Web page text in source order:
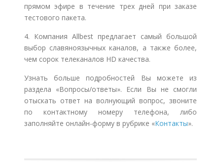
прямом эфире в течение трех дней при заказе
тестового пакета.
4. Компания Allbest предлагает самый большой
выбор славяноязычных каналов, а также более,
чем сорок телеканалов HD качества.
Узнать больше подробностей Вы можете из
раздела «Вопросы/ответы». Если Вы не смогли
отыскать ответ на волнующий вопрос, звоните
по контактному номеру телефона, либо
заполняйте онлайн-форму в рубрике «Контакты».